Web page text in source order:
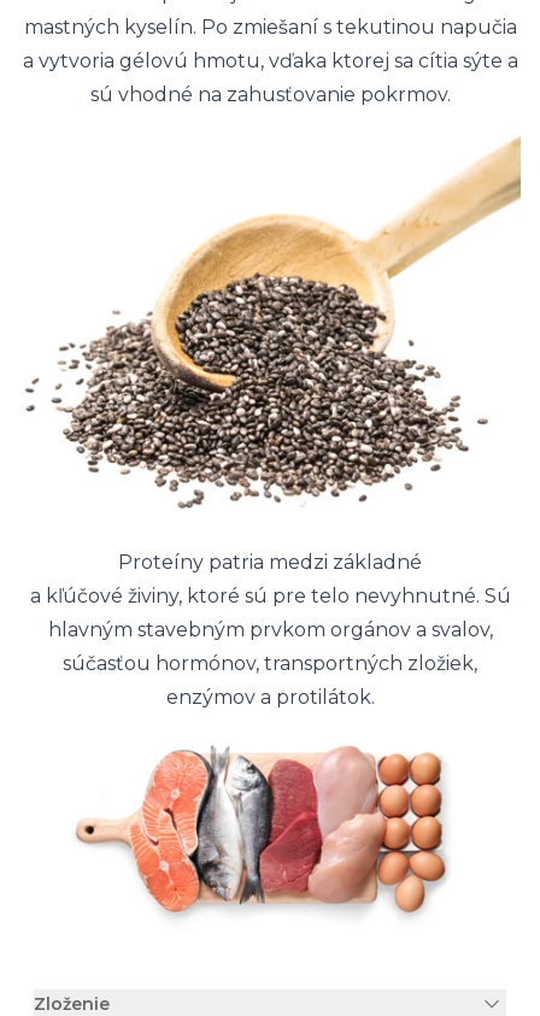
mastných kyselín. Po zmiešaní s tekutinou napučia
a vytvoria gélovú hmotu, vďaka ktorej sa cítia sýte a
sú vhodné na zahusťovanie pokrmov.
Proteíny patria medzi základné
a kľúčové živiny, ktoré sú pre telo nevyhnutné. Sú
hlavným stavebným prvkom orgánov a svalov,
súčasťou hormónov, transportných zložiek,
enzýmov a protilátok.
Zloženie